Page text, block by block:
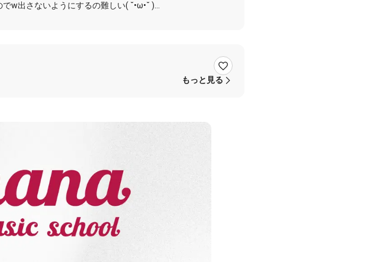
w出さないようにするの難しい( ˘•ω•˘ )
もっと見る